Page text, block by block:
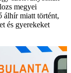
megyei
álhír miatt történt,
és gyerekeket